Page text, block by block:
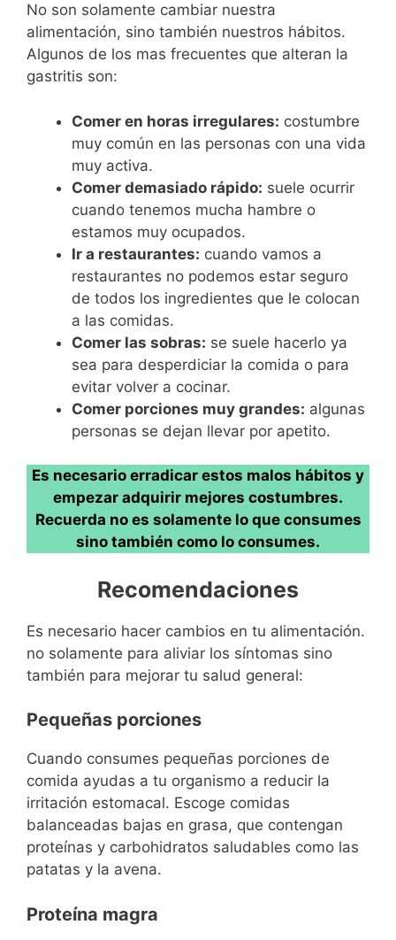
No son solamente cambiar nuestra
alimentación, sino también nuestros hábitos.
Algunos de los mas frecuentes que alteran la
gastritis son:
Comer en horas irregulares: costumbre
muy común en las personas con una vida
muy activa.
Comer demasiado rápido: suele ocurrir
cuando tenemos mucha hambre o
estamos muy ocupados.
Ir a restaurantes: cuando vamos a
restaurantes no podemos estar seguro
de todos los ingredientes que le colocan
a las comidas.
Comer las sobras: se suele hacerlo ya
sea para desperdiciar la comida o para
evitar volver a cocinar.
Comer porciones muy grandes: algunas
personas se dejan llevar por apetito.
Es necesario erradicar estos malos hábitos y
empezar adquirir mejores costumbres.
Recuerda no es solamente lo que consumes
sino también como lo consumes.
Recomendaciones
Es necesario hacer cambios en tu alimentación.
no solamente para aliviar los síntomas sino
también para mejorar tu salud general:
Pequeñas porciones
Cuando consumes pequeñas porciones de
comida ayudas a tu organismo a reducir la
irritación estomacal. Escoge comidas
balanceadas bajas en grasa, que contengan
proteínas y carbohidratos saludables como las
patatas y la avena.
Proteína magra